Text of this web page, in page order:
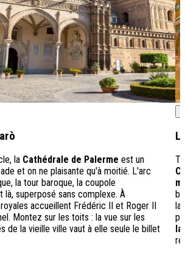
la Cathédrale de Palerme est un
et on ne plaisante qu'à moitié. L'arc
la tour baroque, la coupole
là, superposé sans complexe. À
accueillent Frédéric II et Roger II
Montez sur les toits : la vue sur les
de la vieille ville vaut à elle seule le billet